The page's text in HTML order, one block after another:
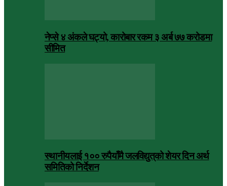
नेप्से ४ अंकले घट्यो, कारोबार रकम ३ अर्ब ७७ करोडमा
सीमित
स्थानीयलाई १०० रुपैयाँमै जलविद्युत्‌को शेयर दिन अर्थ
समितिको निर्देशन